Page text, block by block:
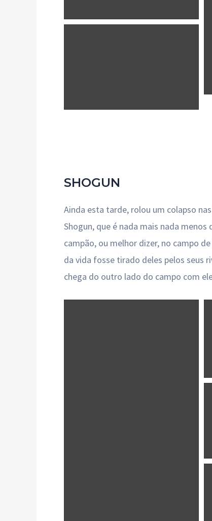
SHOGUN
Ainda esta tarde, rolou um colapso
Shogun, que é nada mais nada
campão, ou melhor dizer, no campo
da vida fosse tirado deles pelos seus
chega do outro lado do campo com